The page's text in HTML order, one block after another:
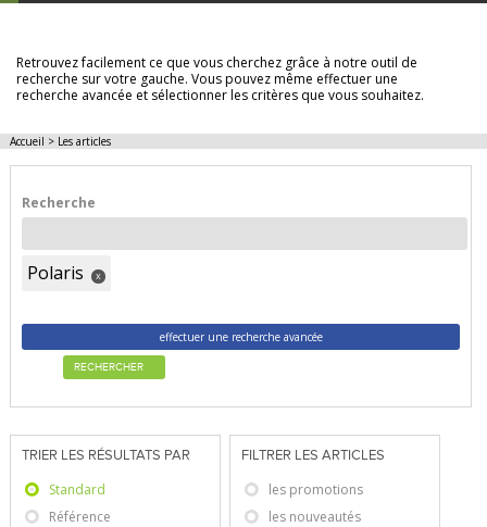
Retrouvez facilement ce que vous cherchez grâce à notre outil de
recherche sur votre gauche. Vous pouvez même effectuer une
recherche avancée et sélectionner les critères que vous souhaitez.
Accueil > Les articles
Recherche
Polaris x
effectuer une recherche avancée
RECHERCHER
TRIER LES RÉSULTATS PAR
Standard
Référence
FILTRER LES ARTICLES
les promotions
les nouveautés